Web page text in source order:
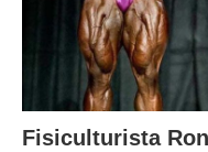
Fisiculturista